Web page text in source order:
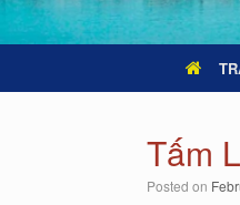
Tấm
Posted on